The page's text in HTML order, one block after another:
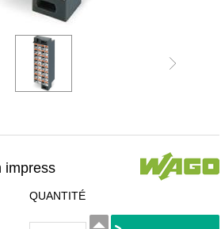
impress
QUANTITÉ